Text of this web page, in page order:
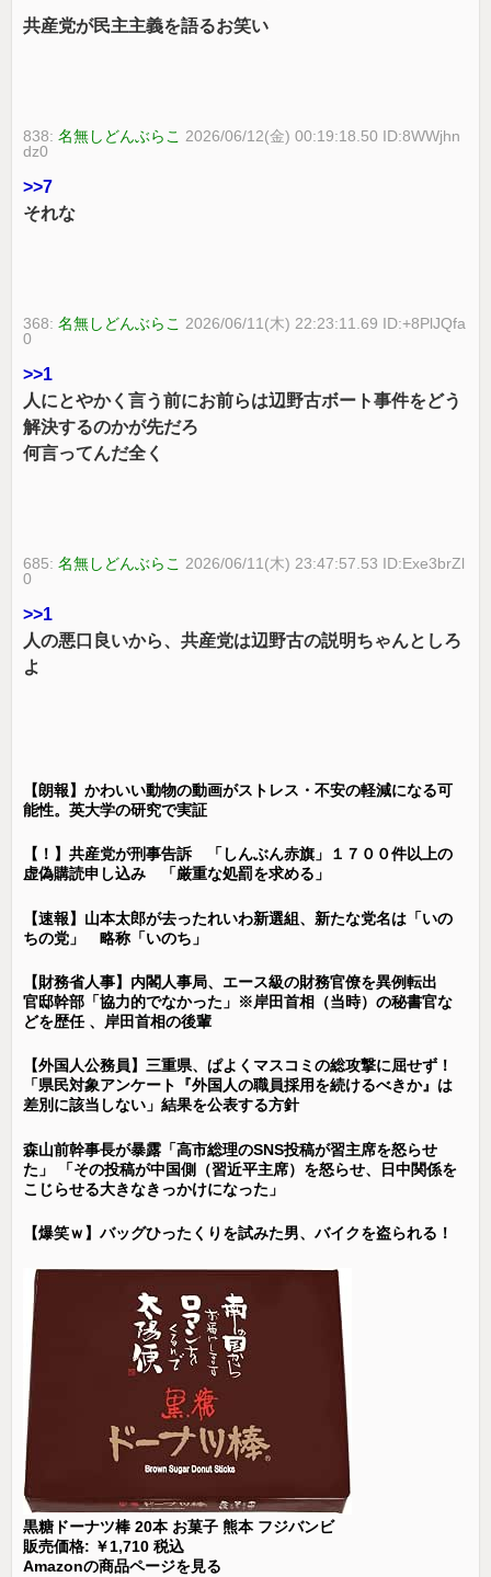
共産党が民主主義を語るお笑い
838:名無しどんぶらこ 2026/06/12(金) 00:19:18.50 ID:8WWjhn
dz0
>>7
それな
368:名無しどんぶらこ 2026/06/11(木) 22:23:11.69 ID:+8PlJQfa
0
>>1
人にとやかく言う前にお前らは辺野古ボート事件をどう
解決するのかが先だろ
何言ってんだ全く
685:名無しどんぶらこ 2026/06/11(木) 23:47:57.53 ID:Exe3brZl
0
>>1
人の悪口良いから、共産党は辺野古の説明ちゃんとしろ
よ
【朗報】かわいい動物の動画がストレス・不安の軽減になる可
能性。英大学の研究で実証
【！】共産党が刑事告訴 「しんぶん赤旗」１７００件以上の
虚偽購読申し込み 「厳重な処罰を求める」
【速報】山本太郎が去ったれいわ新選組、新たな党名は「いの
ちの党」 略称「いのち」
【財務省人事】内閣人事局、エース級の財務官僚を異例転出
官邸幹部「協力的でなかった」※岸田首相（当時）の秘書官な
どを歴任 、岸田首相の後輩
【外国人公務員】三重県、ぱよくマスコミの総攻撃に屈せず！
「県民対象アンケート『外国人の職員採用を続けるべきか』は
差別に該当しない」結果を公表する方針
森山前幹事長が暴露「高市総理のSNS投稿が習主席を怒らせ
た」 「その投稿が中国側（習近平主席）を怒らせ、日中関係を
こじらせる大きなきっかけになった」
【爆笑ｗ】バッグひったくりを試みた男、バイクを盗られる！
黒糖ドーナツ棒 20本 お菓子 熊本 フジバンビ
販売価格: ￥1,710 税込
Amazonの商品ページを見る